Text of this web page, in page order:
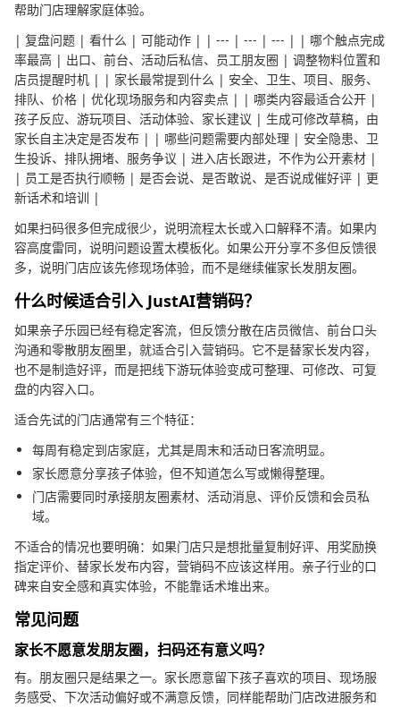
帮助门店理解家庭体验。
| 复盘问题 | 看什么 | 可能动作 | | --- | --- | --- | | 哪个触点完成
率最高 | 出口、前台、活动后私信、员工朋友圈 | 调整物料位置和
店员提醒时机 | | 家长最常提到什么 | 安全、卫生、项目、服务、
排队、价格 | 优化现场服务和内容卖点 | | 哪类内容最适合公开 |
孩子反应、游玩项目、活动体验、家长建议 | 生成可修改草稿，由
家长自主决定是否发布 | | 哪些问题需要内部处理 | 安全隐患、卫
生投诉、排队拥堵、服务争议 | 进入店长跟进，不作为公开素材 |
| 员工是否执行顺畅 | 是否会说、是否敢说、是否说成催好评 | 更
新话术和培训 |
如果扫码很多但完成很少，说明流程太长或入口解释不清。如果内
容高度雷同，说明问题设置太模板化。如果公开分享不多但反馈很
多，说明门店应该先修现场体验，而不是继续催家长发朋友圈。
什么时候适合引入 JustAI营销码？
如果亲子乐园已经有稳定客流，但反馈分散在店员微信、前台口头
沟通和零散朋友圈里，就适合引入营销码。它不是替家长发内容，
也不是制造好评，而是把线下游玩体验变成可整理、可修改、可复
盘的内容入口。
适合先试的门店通常有三个特征：
每周有稳定到店家庭，尤其是周末和活动日客流明显。
家长愿意分享孩子体验，但不知道怎么写或懒得整理。
门店需要同时承接朋友圈素材、活动消息、评价反馈和会员私
域。
不适合的情况也要明确：如果门店只是想批量复制好评、用奖励换
指定评价、替家长发布内容，营销码不应该这样用。亲子行业的口
碑来自安全感和真实体验，不能靠话术堆出来。
常见问题
家长不愿意发朋友圈，扫码还有意义吗？
有。朋友圈只是结果之一。家长愿意留下孩子喜欢的项目、现场服
务感受、下次活动偏好或不满意反馈，同样能帮助门店改进服务和